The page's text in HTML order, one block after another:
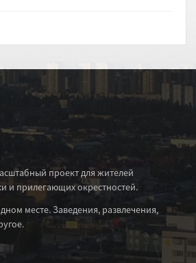
проект для жителей
и прилегающих окрестностей.
месте. Заведения, развлечения,